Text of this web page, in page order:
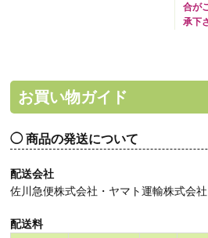
合が
承下
お買い物ガイド
商品の発送について
配送会社
佐川急便株式会社・ヤマト運輸株式会社
配送料